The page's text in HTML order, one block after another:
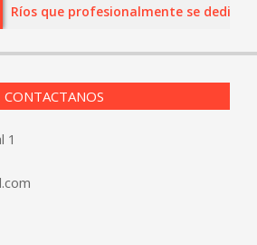
que profesionalmente se
CONTACTANOS
1